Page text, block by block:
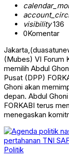
visibility136
0Komentar
(Mubes) VI Forum
memilih Abdul
Pusat (DPP)
Ghoni akan
depan. Abdul
FORKABI terus
menegaskan
Politik